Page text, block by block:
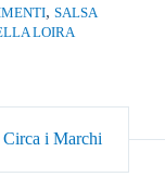
, SALSA
LOIRA
Circa i Marchi